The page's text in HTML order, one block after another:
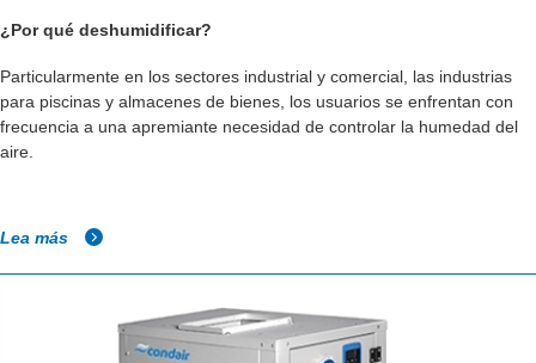
¿Por qué deshumidificar?
Particularmente en los sectores industrial y comercial, las industrias
para piscinas y almacenes de bienes, los usuarios se enfrentan con
frecuencia a una apremiante necesidad de controlar la humedad del
aire.
Lea más